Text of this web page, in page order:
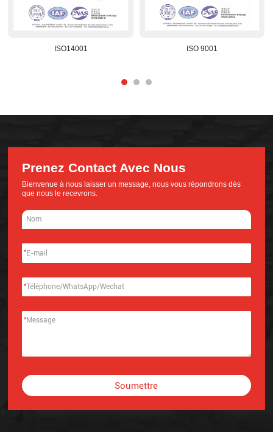
ISO14001 ISO 9001
Prenez Contact Avec Nous
Bienvenue à nous laisser un message, nous vous répondrons dès
que nous le recevrons.
*
*
*
Soumettre